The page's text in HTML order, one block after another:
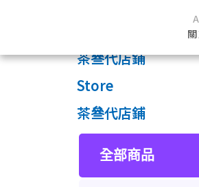
茶叄代店鋪
Store
茶叄代店鋪
全部商品